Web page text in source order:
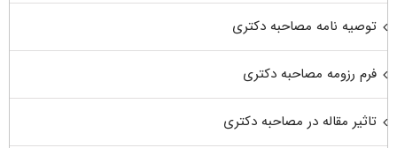
توصیه نامه مصاحبه دکتری
فرم رزومه مصاحبه دکتری
تاثیر مقاله در مصاحبه دکتری